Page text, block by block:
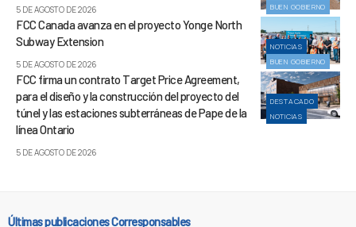
BUEN GOBIERNO
5 DE AGOSTO DE 2026
NOTICIAS
BUEN GOBIERNO
FCC Canada avanza en el proyecto Yonge North
Subway Extension
5 DE AGOSTO DE 2026
DESTACADO
NOTICIAS
FCC firma un contrato Target Price Agreement,
para el diseño y la construcción del proyecto del
túnel y las estaciones subterráneas de Pape de la
línea Ontario
5 DE AGOSTO DE 2026
Últimas publicaciones Corresponsables